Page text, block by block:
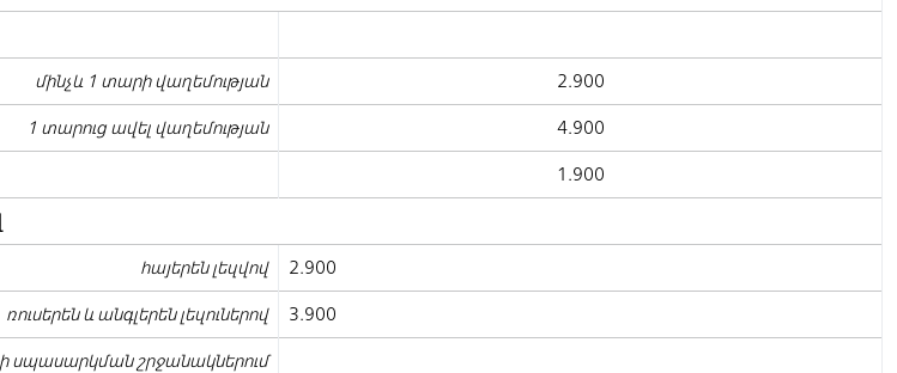
մինչև 1 տարի վաղեմության 2.900
1 տարուց ավել վաղեմության 4.900
1.900
հայերեն լեզվով 2.900
ռուսերեն և անգլերեն լեզուներով 3.900
սպասարկման շրջանակներում